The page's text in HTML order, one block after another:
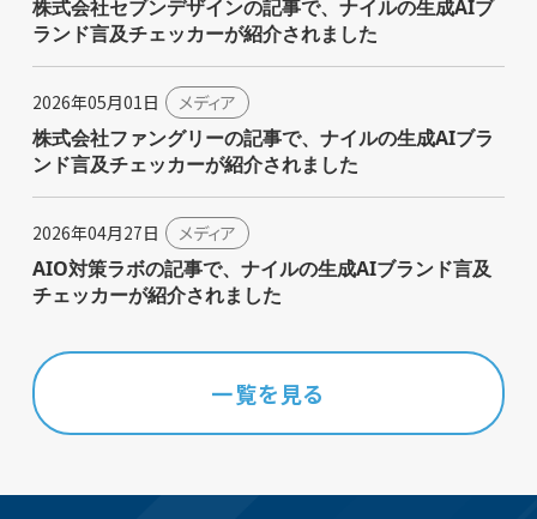
株式会社セブンデザインの記事で、ナイルの生成AIブ
ランド言及チェッカーが紹介されました
2026年05月01日 メディア
株式会社ファングリーの記事で、ナイルの生成AIブラ
ンド言及チェッカーが紹介されました
2026年04月27日 メディア
AIO対策ラボの記事で、ナイルの生成AIブランド言及
チェッカーが紹介されました
一覧を見る